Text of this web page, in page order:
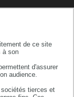
de ce site
à son
d'assurer
audience.
tierces et